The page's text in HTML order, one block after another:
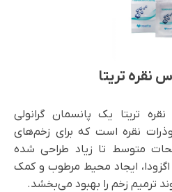
نقره تریتا
تریتا یک پانسمان گرانولی
نقره است که برای زخم‌های
متوسط تا زیاد طراحی شده
ایجاد محیط مرطوب و کمک
ترمیم زخم را بهبود می‌بخشد.